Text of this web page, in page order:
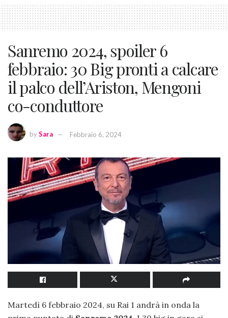
Sanremo 2024, spoiler 6
febbraio: 30 Big pronti a calcare
il palco dell’Ariston, Mengoni
co-conduttore
bySara Febbraio 6, 2024
Martedì 6 febbraio 2024, su Rai 1 andrà in onda la